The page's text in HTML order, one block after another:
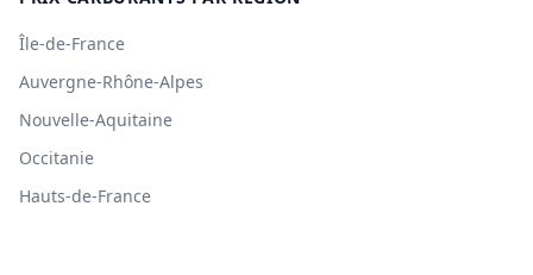
Île-de-France
Auvergne-Rhône-Alpes
Nouvelle-Aquitaine
Occitanie
Hauts-de-France